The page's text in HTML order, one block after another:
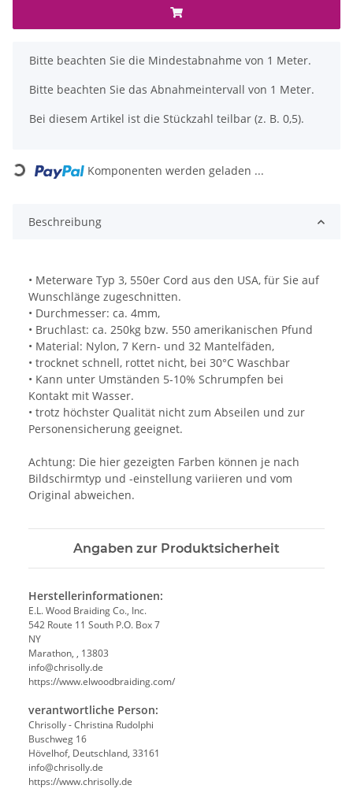
x
Bitte beachten Sie die Mindestabnahme von 1 Meter.
Bitte beachten Sie das Abnahmeintervall von 1 Meter.
Bei diesem Artikel ist die Stückzahl teilbar (z. B. 0,5).
Loading... Komponenten werden geladen ...
Beschreibung
• Meterware Typ 3, 550er Cord aus den USA, für Sie auf
Wunschlänge zugeschnitten.
• Durchmesser: ca. 4mm,
• Bruchlast: ca. 250kg bzw. 550 amerikanischen Pfund
• Material: Nylon, 7 Kern- und 32 Mantelfäden,
• trocknet schnell, rottet nicht, bei 30°C Waschbar
• Kann unter Umständen 5-10% Schrumpfen bei
Kontakt mit Wasser.
• trotz höchster Qualität nicht zum Abseilen und zur
Personensicherung geeignet.
Achtung: Die hier gezeigten Farben können je nach
Bildschirmtyp und -einstellung variieren und vom
Original abweichen.
Angaben zur Produktsicherheit
Herstellerinformationen:
E.L. Wood Braiding Co., Inc.
542 Route 11 South P.O. Box 7
NY
Marathon, , 13803
info@chrisolly.de
https://www.elwoodbraiding.com/
verantwortliche Person:
Chrisolly - Christina Rudolphi
Buschweg 16
Hövelhof, Deutschland, 33161
info@chrisolly.de
https://www.chrisolly.de